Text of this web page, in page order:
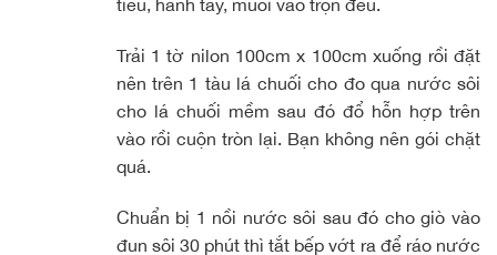
tiêu, hành tây, muối vào trộn đều.
Trải 1 tờ nilon 100cm x 100cm xuống rồi đặt
nên trên 1 tàu lá chuối cho đo qua nước sôi
cho lá chuối mềm sau đó đổ hỗn hợp trên
vào rồi cuộn tròn lại. Bạn không nên gói chặt
quá.
Chuẩn bị 1 nồi nước sôi sau đó cho giò vào
đun sôi 30 phút thì tắt bếp vớt ra để ráo nước